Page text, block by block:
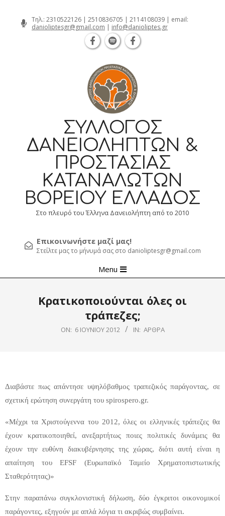
Τηλ.: 2310522126 | 2510836705 | 2114108039 | email:
danioliptesgr@gmail.com | info@danioliptes.gr
ΣΎΛΛΟΓΟΣ
ΔΑΝΕΙΟΛΗΠΤΏΝ &
ΠΡΟΣΤΑΣΊΑΣ
ΚΑΤΑΝΑΛΩΤΏΝ
ΒΟΡΕΊΟΥ ΕΛΛΆΔΟΣ
Στο πλευρό του Έλληνα Δανειολήπτη από το 2010
Επικοινωνήστε μαζί μας!
Στείλτε μας το μήνυμά σας στο danioliptesgr@gmail.com
Navigation
Menu
Κρατικοποιούνται όλες οι
τράπεζες;
ON: 6 ΙΟΥΝΊΟΥ 2012 IN: ΆΡΘΡΑ
Διαβάστε πως απάντησε υψηλόβαθμος τραπεζικός παράγοντας, σε
σχετική ερώτηση συνεργάτη του spirospero.gr.
«Μέχρι τα Χριστούγεννα του 2012, όλες οι ελληνικές τράπεζες θα
έχουν κρατικοποιηθεί, ανεξαρτήτως ποιες πολιτικές δυνάμεις θα
έχουν την ευθύνη διακυβέρνησης της χώρας, διότι αυτή είναι η
απαίτηση του EFSF (Ευρωπαϊκό Ταμείο Χρηματοπιστωτικής
Σταθερότητας)»
Στην παραπάνω συγκλονιστική δήλωση, δύο έγκριτοι οικονομικοί
παράγοντες, εξηγούν με απλά λόγια τι ακριβώς συμβαίνει.